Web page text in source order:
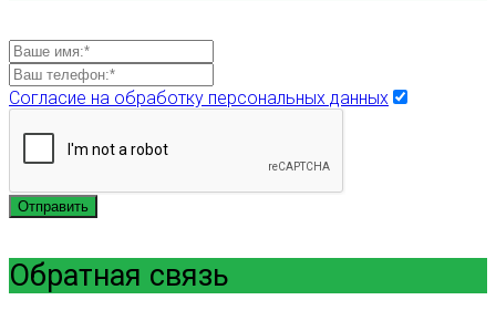
Согласие на обработку персональных данных
Отправить
Обратная связь